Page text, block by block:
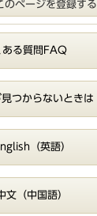
のページを登録する
ある質問FAQ
つからないときは
（英語）
文（中国語）